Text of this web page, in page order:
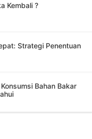
Kembali ?
Strategi Penentuan
Bahan Bakar